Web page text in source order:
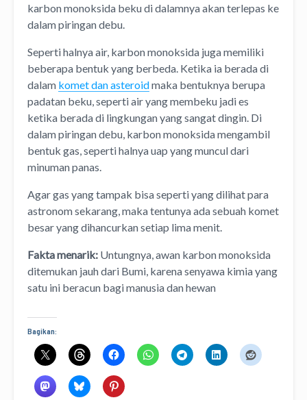
karbon monoksida beku di dalamnya akan terlepas ke
dalam piringan debu.
Seperti halnya air, karbon monoksida juga memiliki
beberapa bentuk yang berbeda. Ketika ia berada di
dalam komet dan asteroidmaka bentuknya berupa
padatan beku, seperti air yang membeku jadi es
ketika berada di lingkungan yang sangat dingin. Di
dalam piringan debu, karbon monoksida mengambil
bentuk gas, seperti halnya uap yang muncul dari
minuman panas.
Agar gas yang tampak bisa seperti yang dilihat para
astronom sekarang, maka tentunya ada sebuah komet
besar yang dihancurkan setiap lima menit.
Fakta menarik: Untungnya, awan karbon monoksida
ditemukan jauh dari Bumi, karena senyawa kimia yang
satu ini beracun bagi manusia dan hewan
Bagikan: